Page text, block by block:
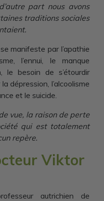
part nous avons
traditions sociales
manifeste par l’apathie
l’ennui, le manque
le besoin de s’étourdir
dépression, l’alcoolisme
et le suicide.
vue, la raison de perte
qui est totalement
repère.
Viktor
autrichien de